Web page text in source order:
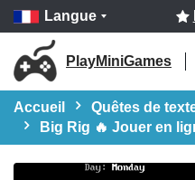
Langue
PlayMiniGames
Accueil
Quêtes de
Big Rig 🔥 Jouer en